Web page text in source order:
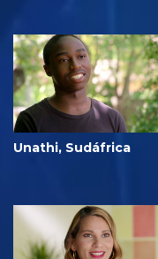
Unathi, Sudáfrica